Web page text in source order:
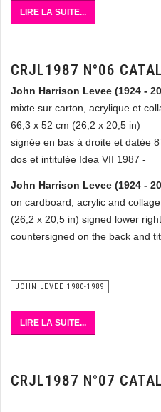
LIRE LA SUITE...
CRJL1987 N°06
John Harrison Levee (1924 -
mixte sur carton, acrylique et
66,3 x 52 cm (26,2 x 20,5 in)
signée en bas à droite et datée
dos et intitulée Idea VII 1987 -
John Harrison Levee (1924 -
on cardboard, acrylic and
(26,2 x 20,5 in) signed lower
countersigned on the back and
JOHN LEVEE 1980-1989
LIRE LA SUITE...
CRJL1987 N°07